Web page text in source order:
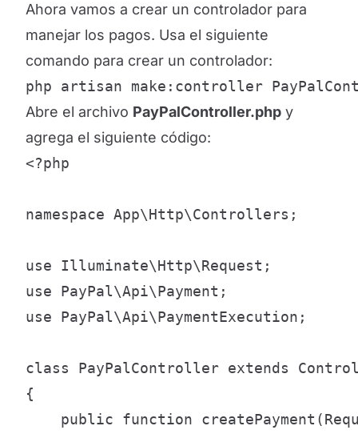
Ahora vamos a crear un controlador para
manejar los pagos. Usa el siguiente
comando para crear un controlador:
php artisan make:controller
Abre el archivo PayPalController.php y
agrega el siguiente código:
<?php
namespace App\Http\Controllers;
use Illuminate\Http\Request;
use PayPal\Api\Payment;
use PayPal\Api\PaymentExecution;
class PayPalController extends
{
public function